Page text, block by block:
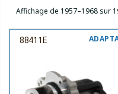
Affichage de 1957–1968 sur
88411E